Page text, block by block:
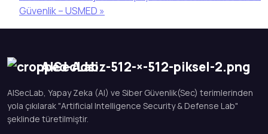
Güvenlik – USMED »
AISecLab
AISecLab, Yapay Zeka (AI) ve Siber Güvenlik(Sec) terimlerinden
yola çıkılarak "Artificial Intelligence Security & Defense Lab"
şeklinde türetilmiştir.